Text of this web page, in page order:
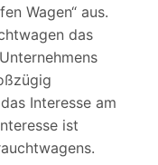
Wagen“ aus.
das
Interesse am
ist